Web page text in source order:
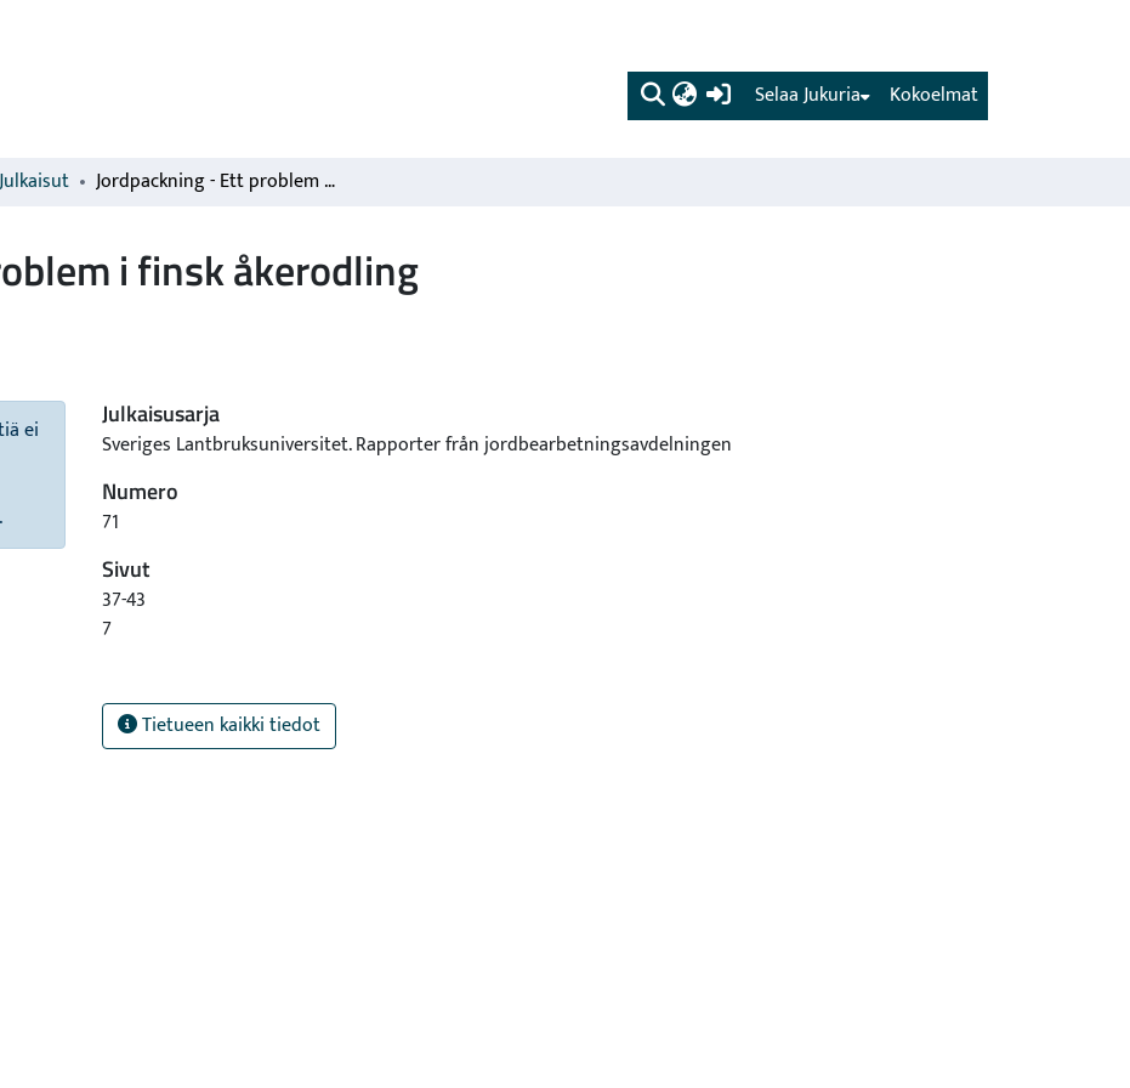
(current) Kokoelmat
Selaa Jukuria
Julkaisut Jordpackning - Ett problem i finsk åkerodling
i finsk åkerodling
ei
Julkaisusarja
Sveriges Lantbruksuniversitet. Rapporter från jordbearbetningsavdelningen
Numero
71
Sivut
37-43
7
Tietueen kaikki tiedot